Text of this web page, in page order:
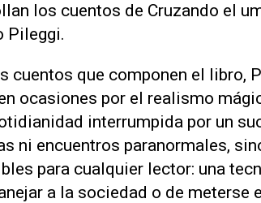
los cuentos de Cruzando el
Pileggi.
cuentos que componen el libro,
ocasiones por el realismo
interrumpida por un
ni encuentros paranormales,
para cualquier lector: una
a la sociedad o de meterse